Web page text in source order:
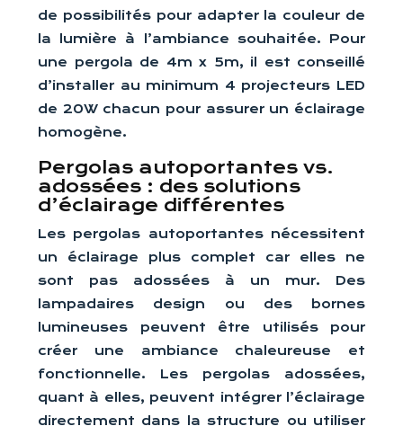
de possibilités pour adapter la couleur de
la lumière à l’ambiance souhaitée. Pour
une pergola de 4m x 5m, il est conseillé
d’installer au minimum 4 projecteurs LED
de 20W chacun pour assurer un éclairage
homogène.
Pergolas autoportantes vs.
adossées : des solutions
d’éclairage différentes
Les pergolas autoportantes nécessitent
un éclairage plus complet car elles ne
sont pas adossées à un mur. Des
lampadaires design ou des bornes
lumineuses peuvent être utilisés pour
créer une ambiance chaleureuse et
fonctionnelle. Les pergolas adossées,
quant à elles, peuvent intégrer l’éclairage
directement dans la structure ou utiliser